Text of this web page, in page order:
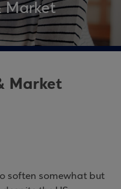
Market
Market
soften somewhat but